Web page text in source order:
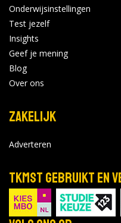
Onderwijsinstellingen
Test jezelf
Insights
Geef je mening
Blog
Over ons
Zakelijk
Adverteren
TKMST gebruikt